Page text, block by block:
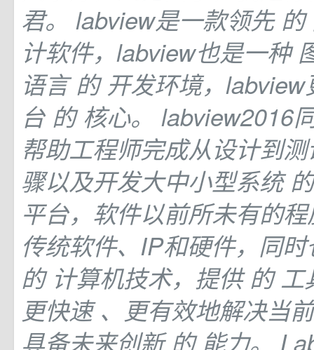
君。 labview是一款领先 的
计软件，labview也是一种
语言的开发环境，
台 的核心。 labview2016
帮助工程师完成从设计到
骤以及开发大中小型系统
平台，软件以前所未有的
传统软件、IP和硬件，同
的 计算机技术，提供的工
更快速 、更有效地解决当
具备未来创新 的 能力。